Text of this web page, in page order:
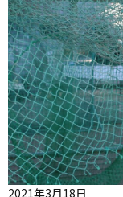
2021年3月18日